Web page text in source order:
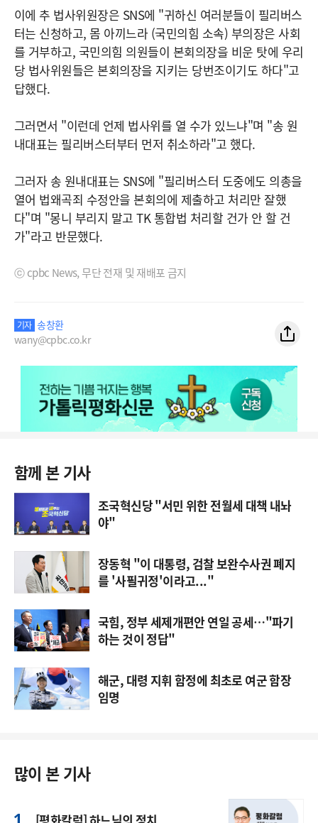
이에 추 법사위원장은 SNS에 "귀하신 여러분들이 필리버스
터는 신청하고, 몸 아끼느라 (국민의힘 소속) 부의장은 사회
를 거부하고, 국민의힘 의원들이 본회의장을 비운 탓에 우리
당 법사위원들은 본회의장을 지키는 당번조이기도 하다"고
답했다.
그러면서 "이런데 언제 법사위를 열 수가 있느냐"며 "송 원
내대표는 필리버스터부터 먼저 취소하라"고 했다.
그러자 송 원내대표는 SNS에 "필리버스터 도중에도 의총을
열어 법왜곡죄 수정안을 본회의에 제출하고 처리만 잘했
다"며 "몽니 부리지 말고 TK 통합법 처리할 건가 안 할 건
가"라고 반문했다.
ⓒ cpbc News, 무단 전재 및 재배포 금지
기자 송창환
wany@cpbc.co.kr
함께 본 기사
조국혁신당 "서민 위한 전월세 대책 내놔
야"
장동혁 "이 대통령, 검찰 보완수사권 폐지
를 '사필귀정'이라고..."
국힘, 정부 세제개편안 연일 공세…"파기
하는 것이 정답"
해군, 대령 지휘 함정에 최초로 여군 함장
임명
많이 본 기사